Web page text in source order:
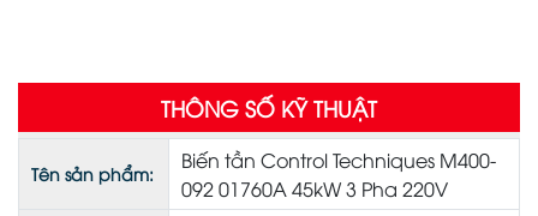
THÔNG SỐ KỸ THUẬT
Tên sản phẩm:
Biến tần Control Techniques M400-
092 01760A 45kW 3 Pha 220V